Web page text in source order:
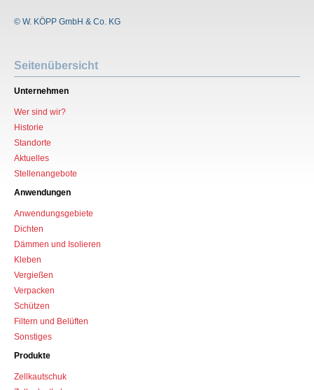
© W. KÖPP GmbH & Co. KG
Seitenübersicht
Unternehmen
Wer sind wir?
Historie
Standorte
Aktuelles
Stellenangebote
Anwendungen
Anwendungsgebiete
Dichten
Dämmen und Isolieren
Kleben
Vergießen
Verpacken
Schützen
Filtern und Belüften
Sonstiges
Produkte
Zellkautschuk